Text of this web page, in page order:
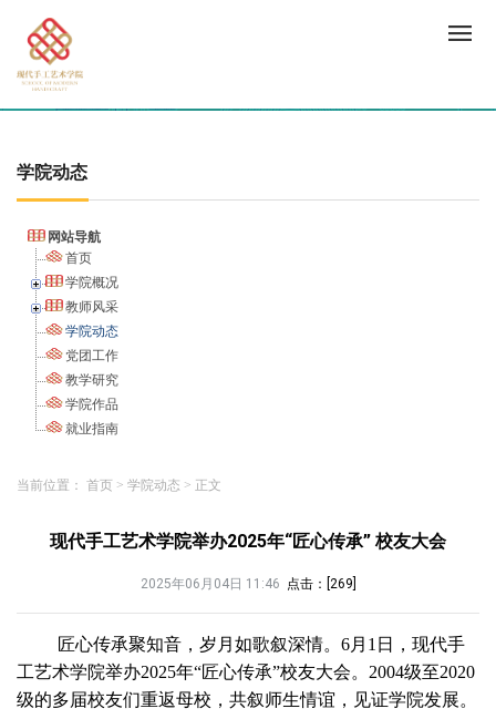
学院动态
网站导航
首页
学院概况
教师风采
学院动态
党团工作
教学研究
学院作品
就业指南
当前位置： 首页 > 学院动态 > 正文
现代手工艺术学院举办2025年“匠心传承” 校友大会
2025年06月04日 11:46 点击：[ 269
匠心传承聚知音，岁月如歌叙深情。6月1日，现代手
工艺术学院举办2025年“匠心传承”校友大会。2004级至2020
级的多届校友们重返母校，共叙师生情谊，见证学院发展。